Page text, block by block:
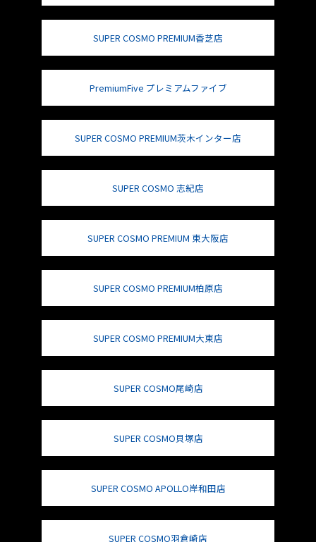
SUPER COSMO PREMIUM香芝店
PremiumFive プレミアムファイブ
SUPER COSMO PREMIUM茨木インター店
SUPER COSMO 志紀店
SUPER COSMO PREMIUM 東大阪店
SUPER COSMO PREMIUM柏原店
SUPER COSMO PREMIUM大東店
SUPER COSMO尾崎店
SUPER COSMO貝塚店
SUPER COSMO APOLLO岸和田店
SUPER COSMO羽倉崎店